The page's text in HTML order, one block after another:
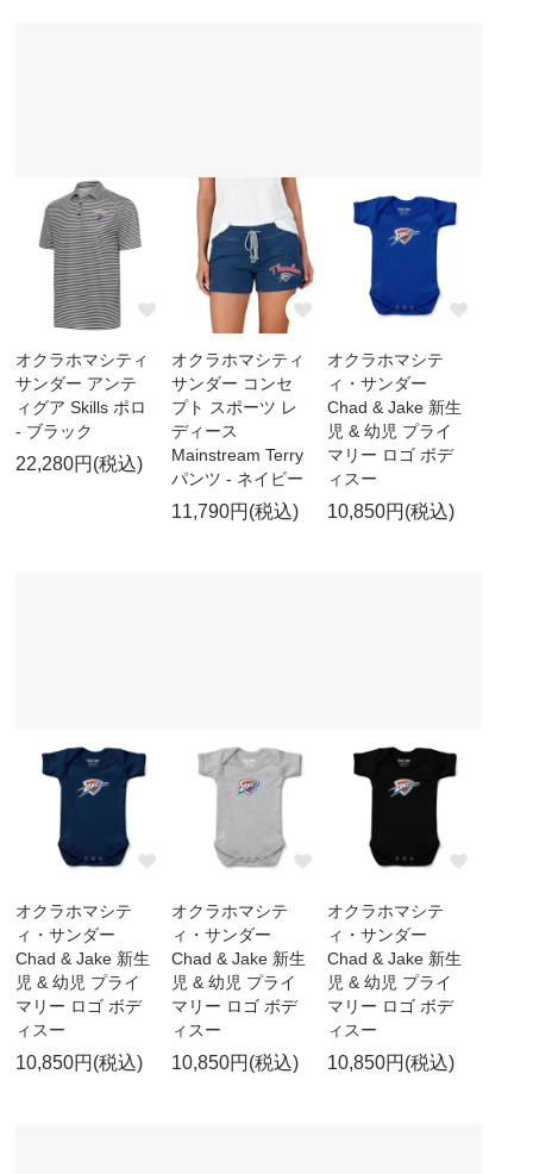
オクラホマシティ
サンダー アンテ
ィグア Skills ポロ
- ブラック
22,280円(税込)
オクラホマシティ
サンダー コンセ
プト スポーツ レ
ディース
Mainstream Terry
パンツ - ネイビー
11,790円(税込)
オクラホマシテ
ィ・サンダー
Chad & Jake 新生
児 & 幼児 プライ
マリー ロゴ ボデ
ィスー
10,850円(税込)
オクラホマシテ
ィ・サンダー
Chad & Jake 新生
児 & 幼児 プライ
マリー ロゴ ボデ
ィスー
10,850円(税込)
オクラホマシテ
ィ・サンダー
Chad & Jake 新生
児 & 幼児 プライ
マリー ロゴ ボデ
ィスー
10,850円(税込)
オクラホマシテ
ィ・サンダー
Chad & Jake 新生
児 & 幼児 プライ
マリー ロゴ ボデ
ィスー
10,850円(税込)